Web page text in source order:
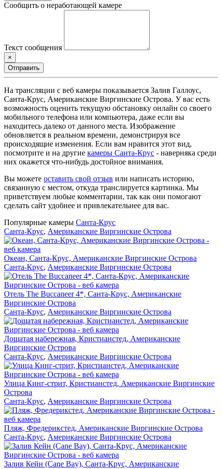
Сообщить о неработающей камере
Текст сообщения
×
Отправить
На трансляции с веб камеры показывается Залив Галлоус,
Санта-Крус, Американские Виргинские Острова. У вас есть
возможность оценить текущую обстановку онлайн со своего
мобильного телефона или компьютера, даже если вы
находитесь далеко от данного места. Изображение
обновляется в реальном времени, демонстрируя все
происходящие изменения. Если вам нравится этот вид,
посмотрите и на другие камеры Санта-Крус - наверняка среди
них окажется что-нибудь достойное внимания.
Вы можете оставить свой отзыв или написать историю,
связанную с местом, откуда транслируется картинка. Мы
приветствуем любые комментарии, так как они помогают
сделать сайт удобнее и привлекательнее для вас.
Популярные камеры Санта-Крус
Санта-Крус, Американские Виргинские Острова
Океан, Санта-Крус, Американские Виргинские Острова
Санта-Крус, Американские Виргинские Острова
Отель The Buccaneer 4*, Санта-Крус, Американские
Виргинские Острова
Санта-Крус, Американские Виргинские Острова
Дощатая набережная, Кристианстед, Американские
Виргинские Острова
Санта-Крус, Американские Виргинские Острова
Улица Кинг-стрит, Кристианстед, Американские Виргинские
Острова
Санта-Крус, Американские Виргинские Острова
Пляж, Фредерикстед, Американские Виргинские Острова
Санта-Крус, Американские Виргинские Острова
Залив Кейн (Cane Bay), Санта-Крус, Американские